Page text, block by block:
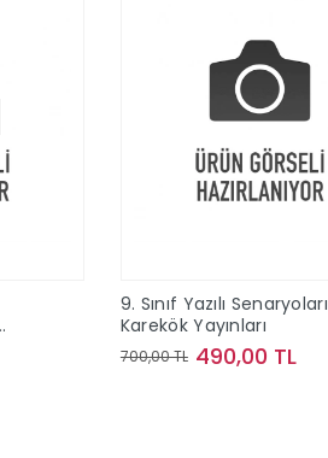
9. Sınıf Yazılı Senaryoları
Karekök Yayınları
700,00 TL 490,00 TL